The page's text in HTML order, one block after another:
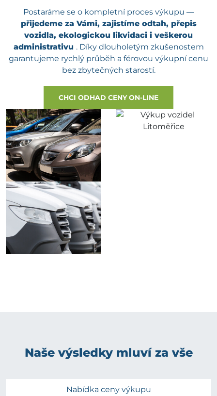
Postaráme se o kompletní proces výkupu —
přijedeme za Vámi, zajistíme odtah, přepis
vozidla, ekologickou likvidaci i veškerou
administrativu . Díky dlouholetým zkušenostem
garantujeme rychlý průběh a férovou výkupní cenu
bez zbytečných starostí.
CHCI ODHAD CENY ON-LINE
Naše výsledky mluví za vše
Nabídka ceny výkupu